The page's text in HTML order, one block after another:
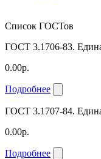
Список ГОСТов
ГОСТ 3.1706-83.
0.00р.
Подробнее
ГОСТ 3.1707-84.
0.00р.
Подробнее